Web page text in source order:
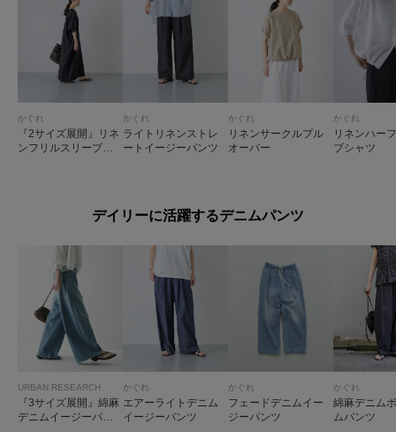
かぐれ
『2サイズ展開』リネ
ンフリルスリーブワ
かぐれ
ライトリネンストレ
ートイージーパンツ
かぐれ
リネンサークルプル
オーバー
かぐれ
リネンハー
ブシャツ
デイリーに活躍するデニムパンツ
URBAN RESEARCH
『3サイズ展開』綿麻
デニムイージーパン
かぐれ
エアーライトデニム
イージーパンツ
かぐれ
フェードデニムイー
ジーパンツ
かぐれ
綿麻デニム
ムパンツ